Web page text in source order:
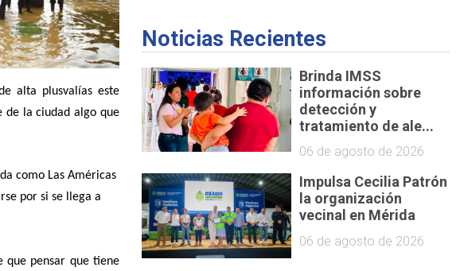
alta plusvalías este
de la ciudad algo que
como Las Américas
por si se llega a
que pensar que tiene
Noticias Recientes
Brinda IMSS
información sobre
detección y
tratamiento de ale...
06 de agosto de 2026
Impulsa Cecilia Patrón
la organización
vecinal en Mérida
06 de agosto de 2026